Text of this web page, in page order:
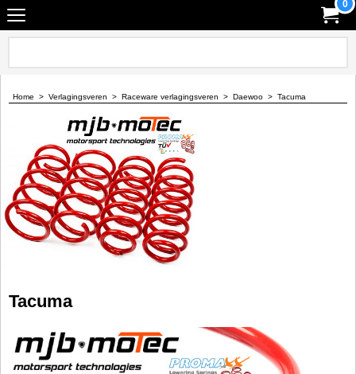
0
Home > Verlagingsveren > Raceware verlagingsveren > Daewoo > Tacuma
Tacuma